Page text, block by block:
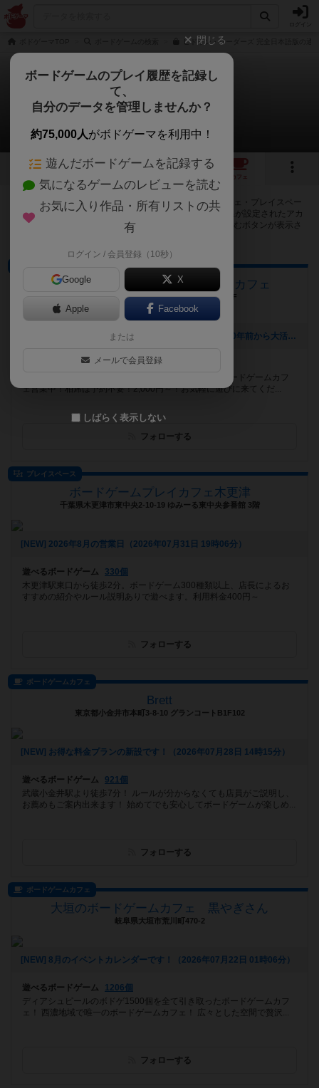
ヒドゥン・リーダーズ 完全日本語版の通
ヒドゥンリーダーズ
49店のカフェ/スペースが提供中
4 3 11
カフェ
ヒドゥンリーダーズで遊ぶことができるボードゲームカフェ・プレイスペー
スが49店登録されています。公開プロフィールの都道府県が設定されたアカ
ウントでログインすると、同じ都道府県内の店舗に絞り込むボタンが表示さ
アジトベル 恵比寿のボードゲームカフェ
東京都渋谷区恵比寿1丁目26-17 阿部ビル 4F
[NEW] 【おすすめボードゲーム】(前編)10周年企画！10年前から大活躍のボードゲーム【#163】をあげました（2026年08月06日 00時03分）
遊べるボードゲーム
859個
恵比寿駅徒歩8分！平日18～23時、休日13～23時はボードゲームカフ
ェ営業中！相席は予約不要！2,000円～！お気軽に遊びに来てくだ...
フォローする
プレイスペース
ボードゲームプレイカフェ木更津
千葉県木更津市東中央2-10-19 ゆみーる東中央参番館 3階
[NEW] 2026年8月の営業日（2026年07月31日 19時06分）
遊べるボードゲーム
330個
木更津駅東口から徒歩2分。ボードゲーム300種類以上、店長によるお
すすめの紹介やルール説明ありで遊べます。利用料金400円～
フォローする
ボードゲームカフェ
Brett
東京都小金井市本町3-8-10 グランコートB1F102
[NEW] お得な料金プランの新設です！（2026年07月28日 14時15分）
遊べるボードゲーム
921個
武蔵小金井駅より徒歩7分！ ルールが分からなくても店員がご説明し、
お薦めもご案内出来ます！ 始めてでも安心してボードゲームが楽しめ...
フォローする
ボードゲームカフェ
大垣のボードゲームカフェ 黒やぎさん
岐阜県大垣市荒川町470-2
[NEW] 8月のイベントカレンダーです！（2026年07月22日 01時06分）
遊べるボードゲーム
1206個
ディアシュピールのボドゲ1500個を全て引き取ったボードゲームカフ
ェ！ 西濃地域で唯一のボードゲームカフェ！ 広々とした空間で贅沢...
フォローする
閉じる
ボードゲームのプレイ履歴を記録し
て、
自分のデータを管理しませんか？
約75,000人がボドゲーマを利用中！
遊んだボードゲームを記録する
気になるゲームのレビューを読む
お気に入り作品・所有リストの共
有
ログイン / 会員登録（10秒）
Google X
Apple Facebook
または
メールで会員登録
しばらく表示しない